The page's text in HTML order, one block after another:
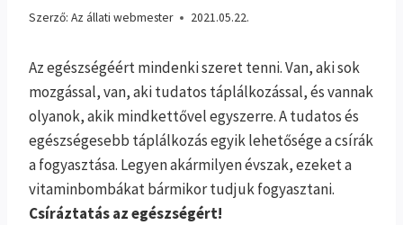
Szerző: Az állati webmester 2021.05.22.
Az egészségéért mindenki szeret tenni. Van, aki sok
mozgással, van, aki tudatos táplálkozással, és vannak
olyanok, akik mindkettővel egyszerre. A tudatos és
egészségesebb táplálkozás egyik lehetősége a csírák
a fogyasztása. Legyen akármilyen évszak, ezeket a
vitaminbombákat bármikor tudjuk fogyasztani.
Csíráztatás az egészségért!